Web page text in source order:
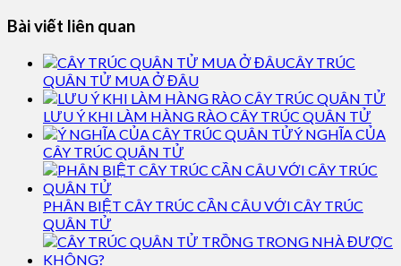
Bài viết liên quan
CÂY TRÚC
QUÂN TỬ MUA Ở ĐÂU
LƯU Ý KHI LÀM HÀNG RÀO CÂY TRÚC QUÂN TỬ
Ý NGHĨA CỦA
CÂY TRÚC QUÂN TỬ
PHÂN BIỆT CÂY TRÚC CẦN CÂU VỚI CÂY TRÚC
QUÂN TỬ